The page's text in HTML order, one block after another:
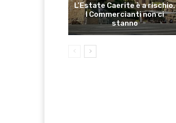
L’Estate Caerite è a rischio.
I Commercianti non ci
stanno